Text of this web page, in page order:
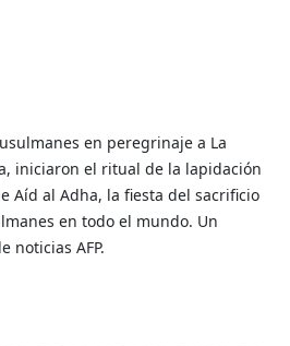
en peregrinaje a La
iniciaron el ritual de la lapidación
Aíd al Adha, la fiesta del sacrificio
en todo el mundo. Un
noticias AFP.